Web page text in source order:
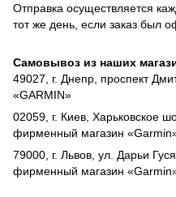
Отправка осуществляется
тот же день, если заказ был
Самовывоз из наших
49027, г. Днепр, проспект
«GARMIN»
02059, г. Киев, Харьковское
фирменный магазин
79000, г. Львов, ул. Дарьи
фирменный магазин